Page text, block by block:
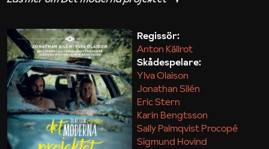
Maja Kekonius
Regissör:
Anton Källrot
Skådespelare:
Ylva Olaison
Jonathan Silén
Eric Stern
Karin Bengtsson
Sally Palmqvist Procopé
Sigmund Hovind